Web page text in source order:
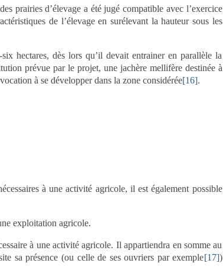
prairies d’élevage a été jugé compatible avec l’exercice
de l’élevage en surélevant la hauteur sous les
hectares, dès lors qu’il devait entrainer en parallèle la
prévue par le projet, une jachère mellifère destinée à
à se développer dans la zone considérée[16].
à une activité agricole, il est également possible
exploitation agricole.
à une activité agricole. Il appartiendra en somme au
sa présence (ou celle de ses ouvriers par exemple[17])